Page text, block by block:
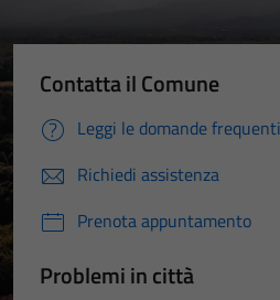
Contatta il Comune
Leggi le domande frequenti
Richiedi assistenza
Prenota appuntamento
Problemi in città